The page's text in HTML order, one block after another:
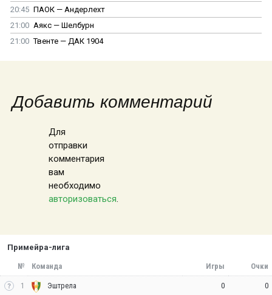
20:45 ПАОК — Андерлехт
21:00 Аякс — Шелбурн
21:00 Твенте — ДАК 1904
Добавить комментарий
Для
отправки
комментария
вам
необходимо
авторизоваться.
Примейра-лига
№ Команда Игры Очки
1 Эштрела 0 0